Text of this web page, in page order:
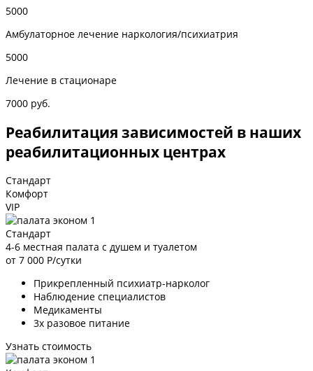
5000
Амбулаторное лечение наркология/психиатрия
5000
Лечение в стационаре
7000 руб.
Реабилитация зависимостей в наших
реабилитационных центрах
Стандарт
Комфорт
VIP
Стандарт
4-6 местная палата с душем и туалетом
от 7 000 Р/сутки
Прикрепленный психиатр-нарколог
Наблюдение специалистов
Медикаменты
3х разовое питание
Узнать стоимость